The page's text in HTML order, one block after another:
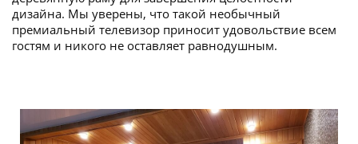
дизайна. Мы уверены, что такой необычный
премиальный телевизор приносит удовольствие всем
гостям и никого не оставляет равнодушным.